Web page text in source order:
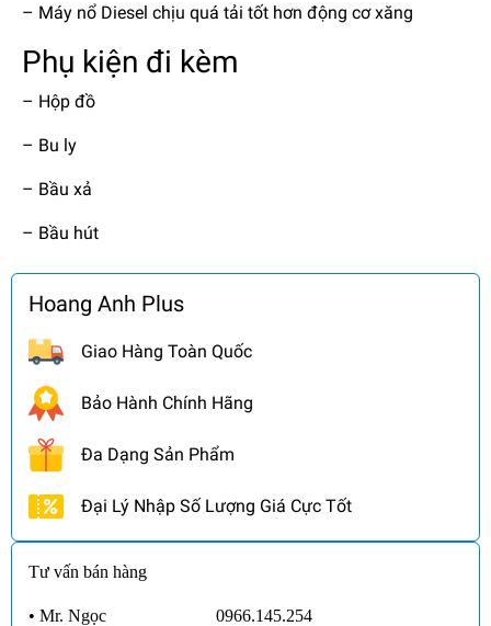
– Máy nổ Diesel chịu quá tải tốt hơn động cơ xăng
Phụ kiện đi kèm
– Hộp đồ
– Bu ly
– Bầu xả
– Bầu hút
Hoang Anh Plus
Giao Hàng Toàn Quốc
Bảo Hành Chính Hãng
Đa Dạng Sản Phẩm
Đại Lý Nhập Số Lượng Giá Cực Tốt
Tư vấn bán hàng
• Mr. Ngọc
0966.145.254